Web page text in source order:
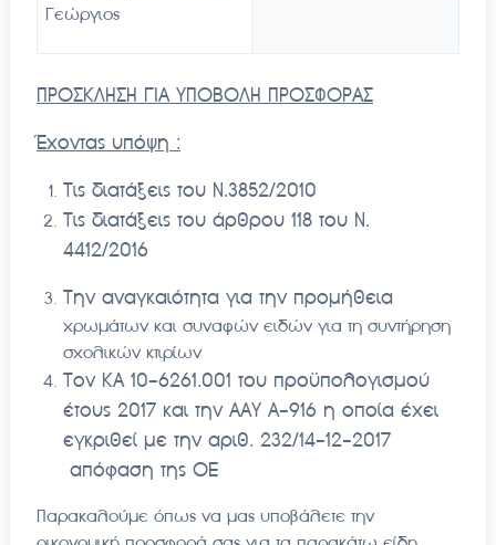
Γεώργιος
ΠΡΟΣΚΛΗΣΗ ΓΙΑ ΥΠΟΒΟΛΗ ΠΡΟΣΦΟΡΑΣ
Έχοντας υπόψη :
Τις διατάξεις του Ν.3852/2010
Τις διατάξεις του άρθρου 118 του Ν.
4412/2016
Την αναγκαιότητα για την προμήθεια
χρωμάτων και συναφών ειδών για τη συντήρηση
σχολικών κτιρίων
Τον ΚΑ 10-6261.001 του προϋπολογισμού
έτους 2017 και την ΑΑΥ Α-916 η οποία έχει
εγκριθεί με την αριθ. 232/14-12-2017
απόφαση της ΟΕ
Παρακαλούμε όπως να μας υποβάλετε την